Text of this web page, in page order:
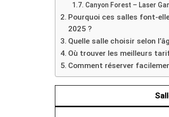
Canyon Forest – Laser
Pourquoi ces salles font-
2025 ?
Quelle salle choisir selon
Où trouver les meilleurs
Comment réserver